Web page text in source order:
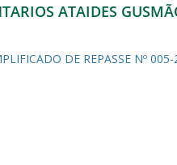
ATAIDES
DE REPASSE Nº